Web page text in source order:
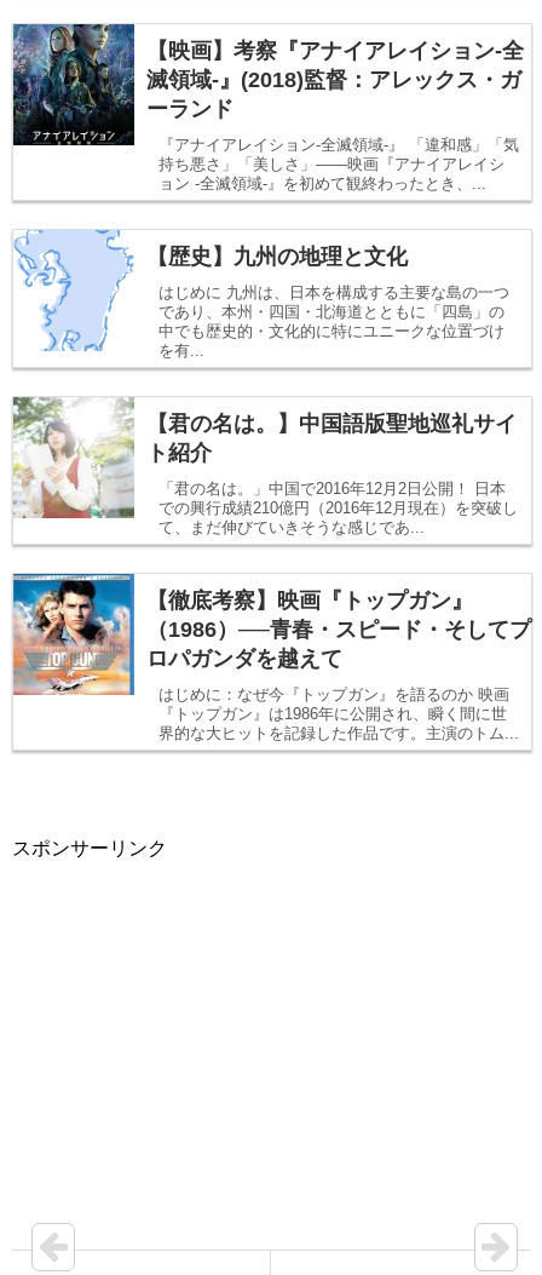
【映画】考察『アナイアレイション-全
滅領域-』(2018)監督：アレックス・ガ
ーランド
『アナイアレイション-全滅領域-』 「違和感」「気
持ち悪さ」「美しさ」――映画『アナイアレイシ
ョン -全滅領域-』を初めて観終わったとき、...
【歴史】九州の地理と文化
はじめに 九州は、日本を構成する主要な島の一つ
であり、本州・四国・北海道とともに「四島」の
中でも歴史的・文化的に特にユニークな位置づけ
を有...
【君の名は。】中国語版聖地巡礼サイ
ト紹介
「君の名は。」中国で2016年12月2日公開！ 日本
での興行成績210億円（2016年12月現在）を突破し
て、まだ伸びていきそうな感じであ...
【徹底考察】映画『トップガン』
（1986）──青春・スピード・そしてプ
ロパガンダを越えて
はじめに：なぜ今『トップガン』を語るのか 映画
『トップガン』は1986年に公開され、瞬く間に世
界的な大ヒットを記録した作品です。主演のトム...
スポンサーリンク